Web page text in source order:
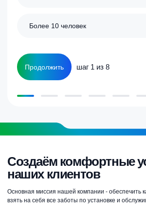
Более 10 человек
Продолжить шаг 1 из 8
Создаём комфортные
наших клиентов
Основная миссия нашей компании - обеспечить
взять на себя все заботы по установке и